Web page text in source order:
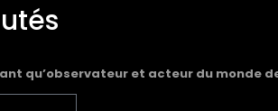
qu’observateur et acteur du monde